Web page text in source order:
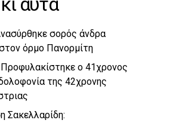
σορός άνδρα
όρμο Πανορμίτη
ο 41χρονος
της 42χρονης
Σακελλαρίδη: